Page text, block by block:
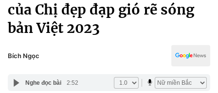
Chính trị
Xã hội
Pháp luật
Y tế
Truyền hình
Văn hóa - Giải trí
Công nghệ
của Chị đẹp đạp gió rẽ sóng
bản Việt 2023
Bích Ngọc
Nghe đọc bài 2:52